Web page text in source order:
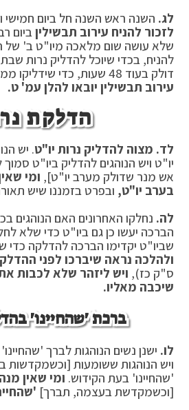
לג. השנה ראש השנה חל ביום חמישי
לזכור להניח עירוב תבשיליןביום
שלא עושה שום מלאכה מיו"ט ב' של
להניח, בכדי שיוכל להדליק נרות
דולק בעוד 48 שעות, כדי שידליקו ממנו נרות שבת].
עירוב תבשילין יובאו להלן עמ' ט.
הדלקת
לד. מצוה להדליק נרות יו"ט. יש
יו"ט ויש הנוהגים להדליק ביו"ט
אש מנר שדולק מערב יו"ט], ומי
בערב יו"ט, ובפרט בזמננו שיש
לה. נחלקו האחרונים האם הנוהגים
הברכה יעשו כן גם ביו"ט כדי שלא
שביו"ט יקדימו הברכה להדלקה כדי
ולהלכה נראה שיברכו לפני
ס"ק כז), ויש ליזהר שלא לכבות
שיכבה מאליו.
ברכת 'שהחיינו'
לו. ישנן נשים הנוהגות לברך
ויש הנוהגות ששומעות [וכשמקדשות
'שהחיינו' בעת הקידוש. ומי שאין
[וכשמקדשת בעצמה, תברך]